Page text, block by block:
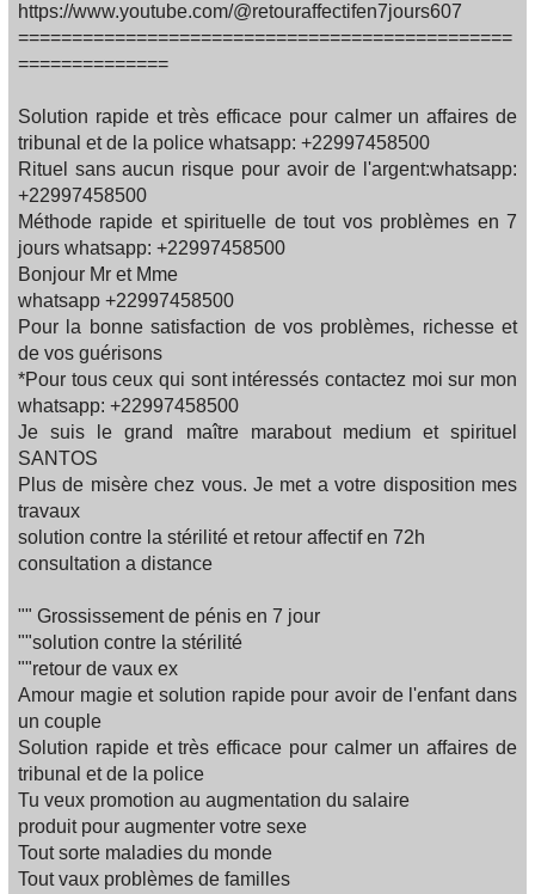
https://www.youtube.com/@retouraffectifen7jours607
==============================================
==============
Solution rapide et très efficace pour calmer un affaires de
tribunal et de la police whatsapp: +22997458500
Rituel sans aucun risque pour avoir de l'argent:whatsapp:
+22997458500
Méthode rapide et spirituelle de tout vos problèmes en 7
jours whatsapp: +22997458500
Bonjour Mr et Mme
whatsapp +22997458500
Pour la bonne satisfaction de vos problèmes, richesse et
de vos guérisons
*Pour tous ceux qui sont intéressés contactez moi sur mon
whatsapp: +22997458500
Je suis le grand maître marabout medium et spirituel
SANTOS
Plus de misère chez vous. Je met a votre disposition mes
travaux
solution contre la stérilité et retour affectif en 72h
consultation a distance
"" Grossissement de pénis en 7 jour
""solution contre la stérilité
""retour de vaux ex
Amour magie et solution rapide pour avoir de l'enfant dans
un couple
Solution rapide et très efficace pour calmer un affaires de
tribunal et de la police
Tu veux promotion au augmentation du salaire
produit pour augmenter votre sexe
Tout sorte maladies du monde
Tout vaux problèmes de familles‍‍‍